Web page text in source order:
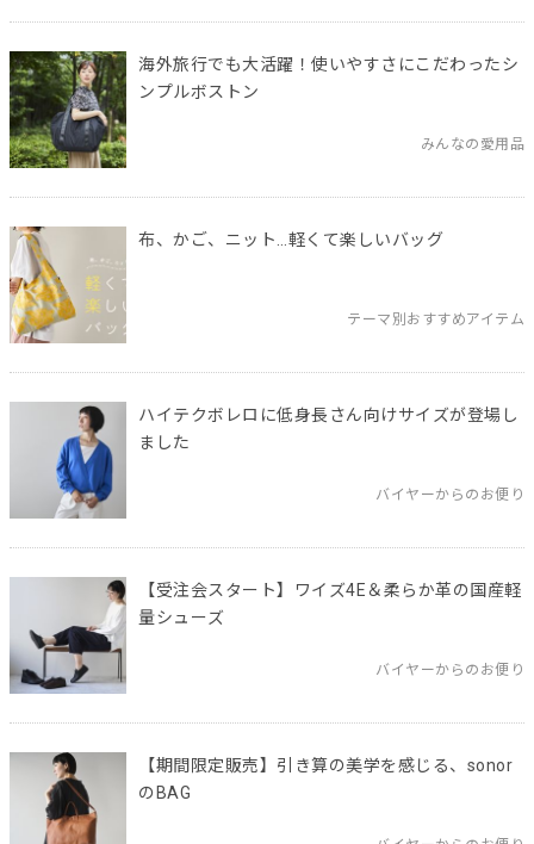
海外旅行でも大活躍！使いやすさにこだわったシ
ンプルボストン
みんなの愛用品
布、かご、ニット…軽くて楽しいバッグ
テーマ別おすすめアイテム
ハイテクボレロに低身長さん向けサイズが登場し
ました
バイヤーからのお便り
【受注会スタート】ワイズ4E＆柔らか革の国産軽
量シューズ
バイヤーからのお便り
【期間限定販売】引き算の美学を感じる、sonor
のBAG